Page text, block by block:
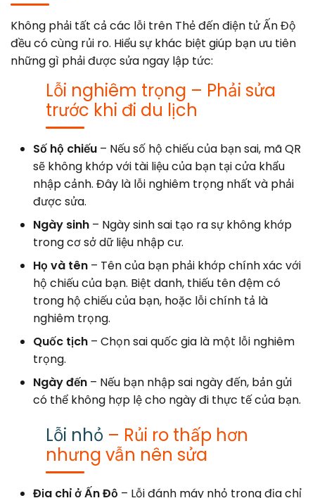
Không phải tất cả các lỗi trên Thẻ đến điện tử Ấn Độ
đều có cùng rủi ro. Hiểu sự khác biệt giúp bạn ưu tiên
những gì phải được sửa ngay lập tức:
Lỗi nghiêm trọng – Phải sửa
trước khi đi du lịch
Số hộ chiếu – Nếu số hộ chiếu của bạn sai, mã QR
sẽ không khớp với tài liệu của bạn tại cửa khẩu
nhập cảnh. Đây là lỗi nghiêm trọng nhất và phải
được sửa.
Ngày sinh – Ngày sinh sai tạo ra sự không khớp
trong cơ sở dữ liệu nhập cư.
Họ và tên – Tên của bạn phải khớp chính xác với
hộ chiếu của bạn. Biệt danh, thiếu tên đệm có
trong hộ chiếu của bạn, hoặc lỗi chính tả là
nghiêm trọng.
Quốc tịch – Chọn sai quốc gia là một lỗi nghiêm
trọng.
Ngày đến – Nếu bạn nhập sai ngày đến, bản gửi
có thể không hợp lệ cho ngày đi thực tế của bạn.
Lỗi nhỏ – Rủi ro thấp hơn
nhưng vẫn nên sửa
Địa chỉ ở Ấn Độ – Lỗi đánh máy nhỏ trong địa chỉ